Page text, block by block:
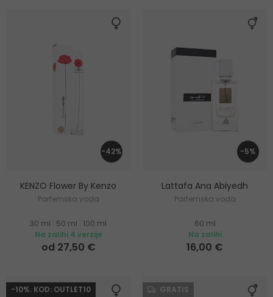
-42%
KENZO Flower By Kenzo
Parfemska voda
30 ml 50 ml
100 ml
Na zalihi 4 verzije
od 27,50 €
-5%
Lattafa Ana Abiyedh
Parfemska voda
60 ml
Na zalihi
16,00 €
-10%. KOD: OUTLET10 GRATIS